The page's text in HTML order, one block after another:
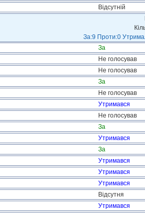
Відсутній
За:9 Проти:0
За
Не голосував
Не голосував
За
Не голосував
Утримався
Не голосував
За
Утримався
За
Утримався
Утримався
Утримався
Відсутня
Утримався